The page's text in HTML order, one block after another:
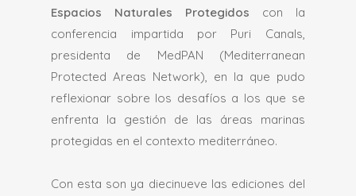
Espacios Naturales Protegidos con la
conferencia impartida por Puri Canals,
presidenta de MedPAN (Mediterranean
Protected Areas Network), en la que pudo
reflexionar sobre los desafíos a los que se
enfrenta la gestión de las áreas marinas
protegidas en el contexto mediterráneo.
Con esta son ya diecinueve las ediciones del